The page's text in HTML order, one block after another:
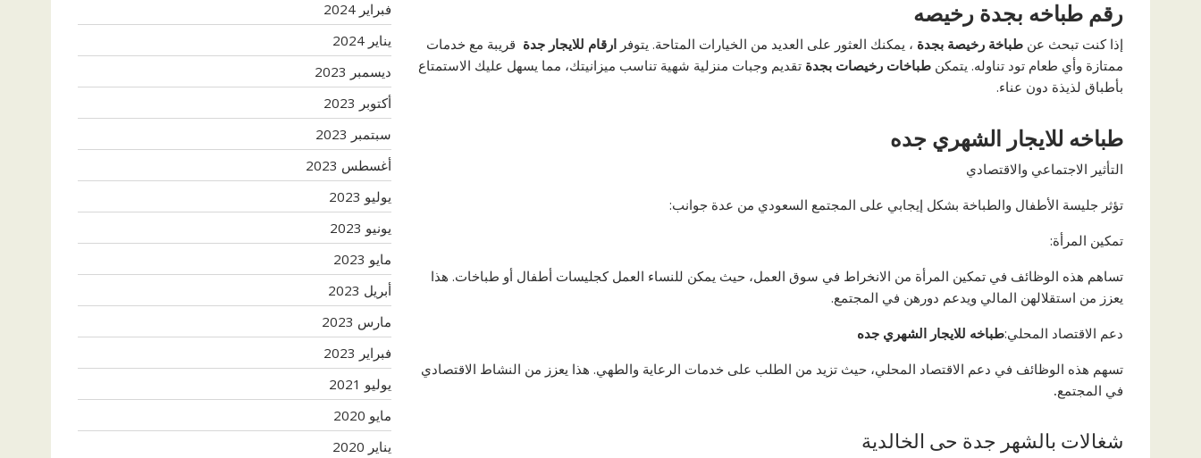
رقم طباخه بجدة رخيصه
إذا كنت تبحث عن طباخة رخيصة بجدة ، يمكنك العثور على العديد من الخيارات المتاحة. يتوفر ارقام للايجار جدة قريبة مع خدمات
ممتازة وأي طعام تود تناوله. يتمكن طباخات رخيصات بجدة تقديم وجبات منزلية شهية تناسب ميزانيتك، مما يسهل عليك الاستمتاع
بأطباق لذيذة دون عناء.
طباخه للايجار الشهري جده
التأثير الاجتماعي والاقتصادي
تؤثر جليسة الأطفال والطباخة بشكل إيجابي على المجتمع السعودي من عدة جوانب:
تمكين المرأة:
تساهم هذه الوظائف في تمكين المرأة من الانخراط في سوق العمل، حيث يمكن للنساء العمل كجليسات أطفال أو طباخات. هذا
يعزز من استقلالهن المالي ويدعم دورهن في المجتمع.
دعم الاقتصاد المحلي:طباخه للايجار الشهري جده
تسهم هذه الوظائف في دعم الاقتصاد المحلي، حيث تزيد من الطلب على خدمات الرعاية والطهي. هذا يعزز من النشاط الاقتصادي
في المجتمع.
شغالات بالشهر جدة حى الخالدية
فبراير 2024
يناير 2024
ديسمبر 2023
أكتوبر 2023
سبتمبر 2023
أغسطس 2023
يوليو 2023
يونيو 2023
مايو 2023
أبريل 2023
مارس 2023
فبراير 2023
يوليو 2021
مايو 2020
يناير 2020